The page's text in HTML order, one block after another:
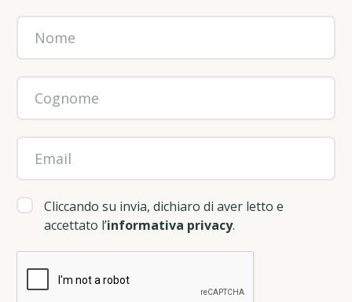
Cliccando su invia, dichiaro di aver letto e
accettato l’informativa privacy.